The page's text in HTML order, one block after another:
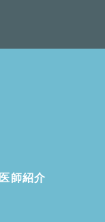
医師紹介